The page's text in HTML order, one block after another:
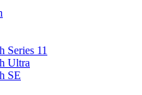
Series 11
Ultra
SE